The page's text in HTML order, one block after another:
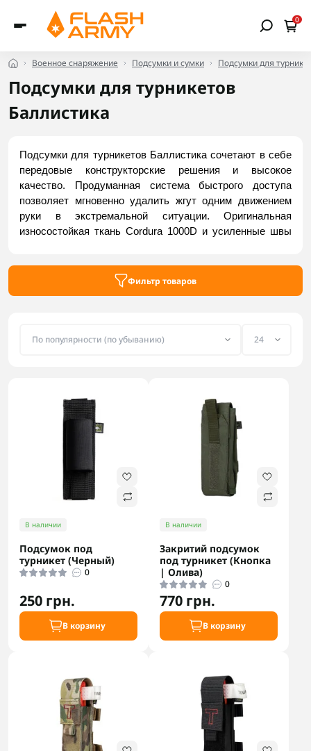
0
Военное снаряжение Подсумки и сумки Подсумки для
Подсумки для турникетов
Баллистика
Подсумки для турникетов Баллистика сочетают в себе
передовые конструкторские решения и высокое
качество. Продуманная система быстрого доступа
позволяет мгновенно удалить жгут одним движением
руки в экстремальной ситуации. Оригинальная
износостойкая ткань Cordura 1000D и усиленные швы
крепеж MOLLE гарантирует жесткую фиксацию
Фильтр товаров
В наличии
Подсумок под
турникет (Черный)
0
250 грн.
В корзину
В наличии
Закритий подсумок
под турникет (Кнопка
| Олива)
0
770 грн.
В корзину